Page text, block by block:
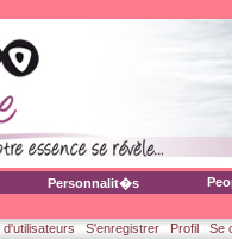
Personnalit�s
S'enregistrer Profil Se